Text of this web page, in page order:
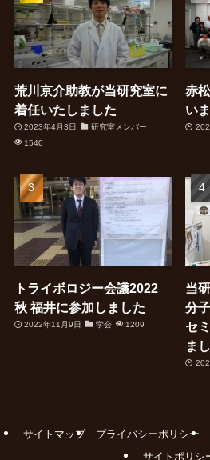
荒川京介助教が当研究室に
着任いたしました
2023年4月3日
研究室メンバー
1540
赤
い
トライボロジー会議2022
秋 福井に参加しました
2022年11月9日 学会 1209
当
分
セ
ま
サイトマップ プライバシーポリシー
サイトポリシ